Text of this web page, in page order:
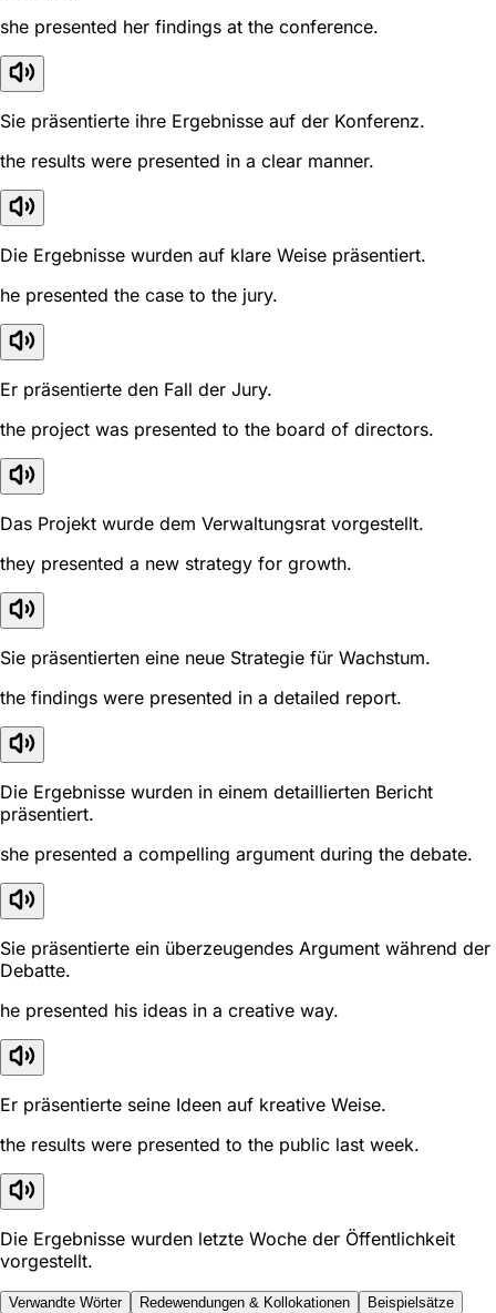
she presented her findings at the conference.
Sie präsentierte ihre Ergebnisse auf der Konferenz.
the results were presented in a clear manner.
Die Ergebnisse wurden auf klare Weise präsentiert.
he presented the case to the jury.
Er präsentierte den Fall der Jury.
the project was presented to the board of directors.
Das Projekt wurde dem Verwaltungsrat vorgestellt.
they presented a new strategy for growth.
Sie präsentierten eine neue Strategie für Wachstum.
the findings were presented in a detailed report.
Die Ergebnisse wurden in einem detaillierten Bericht
präsentiert.
she presented a compelling argument during the debate.
Sie präsentierte ein überzeugendes Argument während der
Debatte.
he presented his ideas in a creative way.
Er präsentierte seine Ideen auf kreative Weise.
the results were presented to the public last week.
Die Ergebnisse wurden letzte Woche der Öffentlichkeit
vorgestellt.
Verwandte Wörter Redewendungen & Kollokationen Beispielsätze